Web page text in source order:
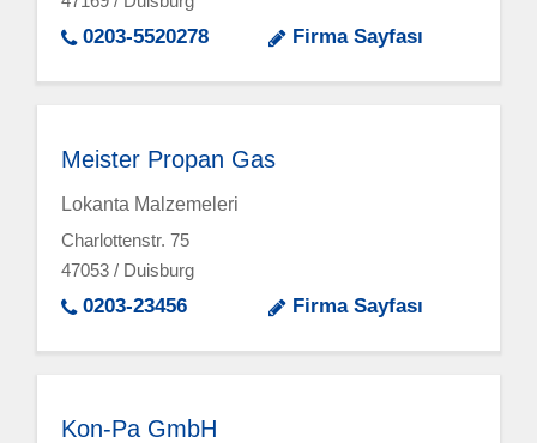
0203-5520278 Firma Sayfası
Meister Propan Gas
Lokanta Malzemeleri
Charlottenstr. 75
47053 / Duisburg
0203-23456 Firma Sayfası
Kon-Pa GmbH